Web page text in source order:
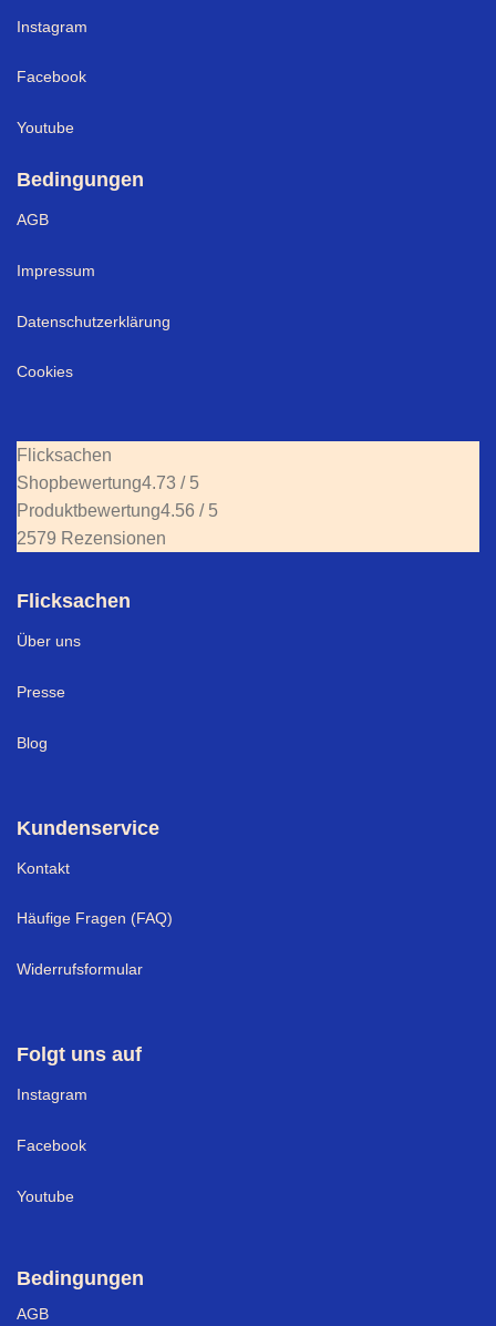
Instagram
Facebook
Youtube
Bedingungen
AGB
Impressum
Datenschutzerklärung
Cookies
Flicksachen
Shopbewertung4.73 / 5
Produktbewertung4.56 / 5
2579 Rezensionen
Flicksachen
Über uns
Presse
Blog
Kundenservice
Kontakt
Häufige Fragen (FAQ)
Widerrufsformular
Folgt uns auf
Instagram
Facebook
Youtube
Bedingungen
AGB